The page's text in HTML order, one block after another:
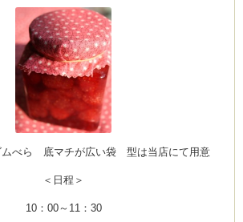
べら 底マチが広い袋 型は当店にて用意
＜日程＞
10：00～11：30